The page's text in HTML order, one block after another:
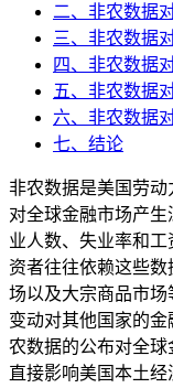
二、非农数据
三、非农数据
四、非农数据
五、非农数据
六、非农数据
七、结论
非农数据是美国劳
对全球金融市场产
业人数、失业率和
资者往往依赖这些
场以及大宗商品市
变动对其他国家的
农数据的公布对全
直接影响美国本土